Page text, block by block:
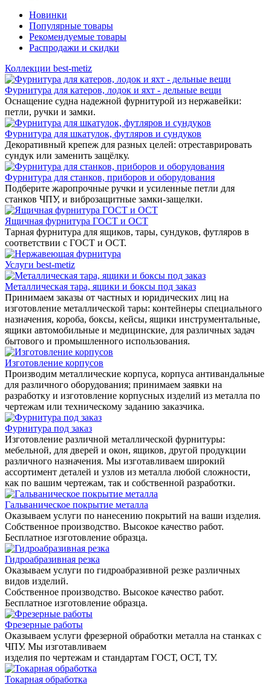
Новинки
Популярные товары
Рекомендуемые товары
Распродажи и скидки
Коллекции best-metiz
Фурнитура для катеров, лодок и яхт - дельные вещи
Оснащение судна надежной фурнитурой из нержавейки:
петли, ручки и замки.
Фурнитура для шкатулок, футляров и сундуков
Декоративный крепеж для разных целей: отреставрировать
сундук или заменить защёлку.
Фурнитура для станков, приборов и оборудования
Подберите жаропрочные ручки и усиленные петли для
станков ЧПУ, и виброзащитные замки-защелки.
Ящичная фурнитура ГОСТ и ОСТ
Тарная фурнитура для ящиков, тары, сундуков, футляров в
соответствии с ГОСТ и ОСТ.
Услуги best-metiz
Металлическая тара, ящики и боксы под заказ
Принимаем заказы от частных и юридических лиц на
изготовление металлической тары: контейнеры специального
назначения, короба, боксы, кейсы, ящики инструментальные,
ящики автомобильные и медицинские, для различных задач
бытового и промышленного использования.
Изготовление корпусов
Производим металлические корпуса, корпуса антивандальные
для различного оборудования; принимаем заявки на
разработку и изготовление корпусных изделий из металла по
чертежам или техническому заданию заказчика.
Фурнитура под заказ
Изготовление различной металлической фурнитуры:
мебельной, для дверей и окон, ящиков, другой продукции
различного назначения. Мы изготавливаем широкий
ассортимент деталей и узлов из металла любой сложности,
как по вашим чертежам, так и собственной разработки.
Гальваническое покрытие металла
Оказываем услуги по нанесению покрытий на ваши изделия.
Собственное производство. Высокое качество работ.
Бесплатное изготовление образца.
Гидроабразивная резка
Оказываем услуги по гидроабразивной резке различных
видов изделий.
Собственное производство. Высокое качество работ.
Бесплатное изготовление образца.
Фрезерные работы
Оказываем услуги фрезерной обработки металла на станках с
ЧПУ. Мы изготавливаем
изделия по чертежам и стандартам ГОСТ, ОСТ, ТУ.
Токарная обработка